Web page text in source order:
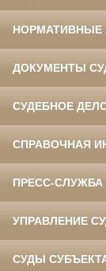
НОРМАТИВНЫЕ
ДОКУМЕНТЫ
СУДЕБНОЕ
СПРАВОЧНАЯ
ПРЕСС-СЛУЖБА
УПРАВЛЕНИЕ
СУДЫ